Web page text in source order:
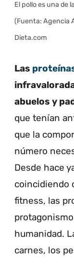
El pollo es una de
(Fuenta: Agencia
Dieta.com
Las
abuelos y
que tenían
que la
número
Desde hace
coincidiendo
fitness, las
humanidad.
carnes, los